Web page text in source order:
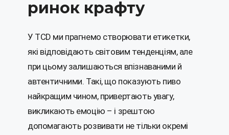
ринок крафту
У TCD ми прагнемо створювати етикетки,
які відповідають світовим тенденціям, але
при цьому залишаються впізнаваними й
автентичними. Такі, що показують пиво
найкращим чином, привертають увагу,
викликають емоцію – і зрештою
допомагають розвивати не тільки окремі